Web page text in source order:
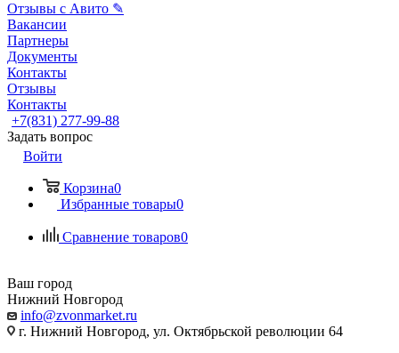
Отзывы с Авито ✎
Вакансии
Партнеры
Документы
Контакты
Отзывы
Контакты
+7(831) 277-99-88
Задать вопрос
Войти
Корзина0
Избранные товары0
Сравнение товаров0
Ваш город
Нижний Новгород
info@zvonmarket.ru
г. Нижний Новгород, ул. Октябрьской революции 64